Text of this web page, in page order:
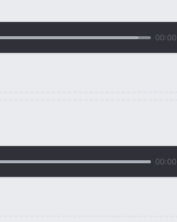
00:00
00:00